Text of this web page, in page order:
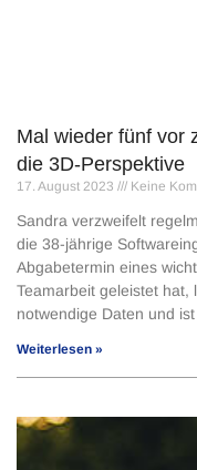
Mal wieder fünf vor
die 3D-Perspektive
17. August 2023 Keine
Sandra verzweifelt
die 38-jährige
Abgabetermin eines
Teamarbeit geleistet hat,
notwendige Daten und
Weiterlesen »